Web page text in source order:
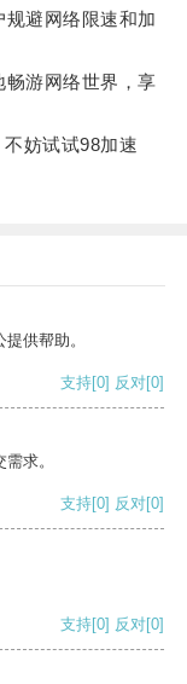
避网络限速和加
游网络世界，享
妨试试98加速
供帮助。
支持[0] 反对[0]
求。
支持[0] 反对[0]
支持[0] 反对[0]